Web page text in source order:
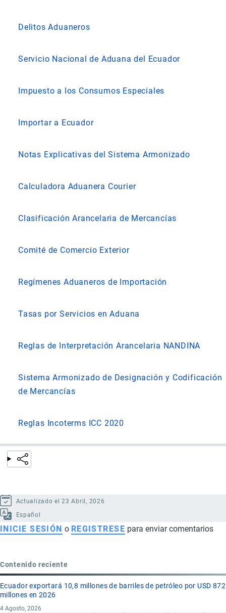
Delitos Aduaneros
Servicio Nacional de Aduana del Ecuador
Impuesto a los Consumos Especiales
Importar a Ecuador
Notas Explicativas del Sistema Armonizado
Calculadora Aduanera Courier
Clasificación Arancelaria de Mercancías
Comité de Comercio Exterior
Regímenes Aduaneros de Importación
Tasas por Servicios en Aduana
Reglas de Interpretación Arancelaria NANDINA
Sistema Armonizado de Designación y Codificación
de Mercancías
Reglas Incoterms ICC 2020
Actualizado el 23 Abril, 2026
Español
INICIE SESIÓN o REGISTRESE para enviar comentarios
Contenido reciente
Ecuador exportará 10,8 millones de barriles de petróleo por USD 872
millones en 2026
4 Agosto, 2026